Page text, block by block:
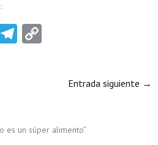
TeC
Entrada siguiente →
es un súper alimento”